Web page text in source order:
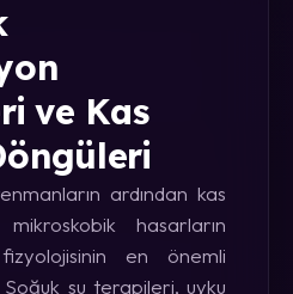
ve Kas
ardından kas
hasarların
en önemli
Soğuk su terapileri, uyku